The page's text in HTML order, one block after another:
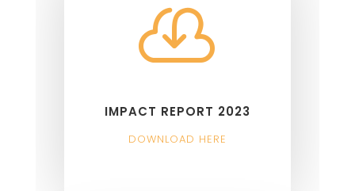

IMPACT REPORT 2023
DOWNLOAD HERE